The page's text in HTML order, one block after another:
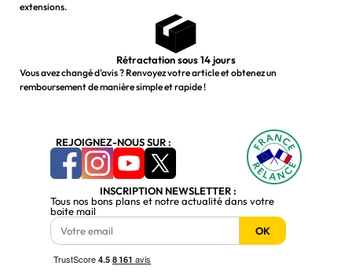
extensions.
Rétractation sous 14 jours
Vous avez changé d’avis ? Renvoyez votre article et obtenez un
remboursement de manière simple et rapide !
REJOIGNEZ-NOUS SUR :
INSCRIPTION NEWSLETTER :
Tous nos bons plans et notre actualité dans votre
boite mail
OK